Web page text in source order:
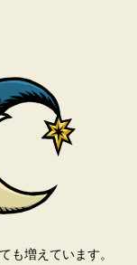
も増えています。